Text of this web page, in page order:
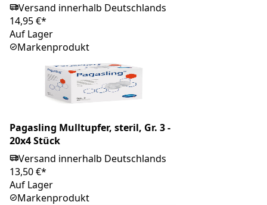
Versand innerhalb Deutschlands
14,95 €*
Auf Lager
Markenprodukt
Pagasling Mulltupfer, steril, Gr. 3 -
20x4 Stück
Versand innerhalb Deutschlands
13,50 €*
Auf Lager
Markenprodukt